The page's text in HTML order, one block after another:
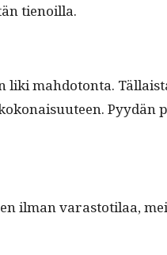
tienoilla.
mah­do­ton­ta.
ilman varas­toti­laa,